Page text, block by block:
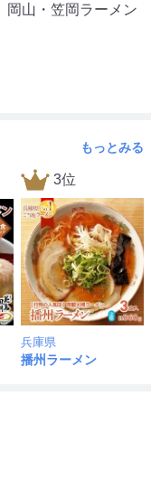
山・笠岡ラーメン
もっとみる
3位
兵庫県
播州ラーメン